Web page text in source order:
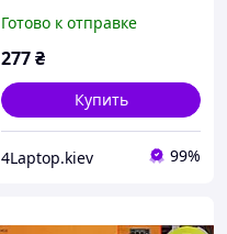
Y400A Series
Готово к отправке
277₴
Купить
4Laptop.kiev 99%